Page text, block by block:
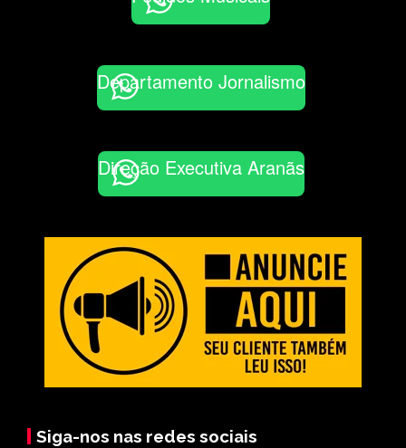
Departamento Jornalismo
Direção Executiva Aranãs
Siga-nos nas redes sociais